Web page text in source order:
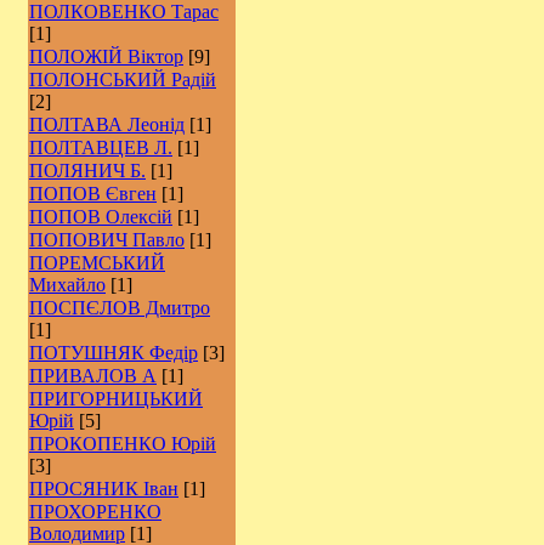
ПОЛКОВЕНКО Тарас
[1]
ПОЛОЖІЙ Віктор [9]
ПОЛОНСЬКИЙ Радій
[2]
ПОЛТАВА Леонід [1]
ПОЛТАВЦЕВ Л. [1]
ПОЛЯНИЧ Б. [1]
ПОПОВ Євген [1]
ПОПОВ Олексій [1]
ПОПОВИЧ Павло [1]
ПОРЕМСЬКИЙ
Михайло [1]
ПОСПЄЛОВ Дмитро
[1]
ПОТУШНЯК Федір [3]
ПРИВАЛОВ А [1]
ПРИГОРНИЦЬКИЙ
Юрій [5]
ПРОКОПЕНКО Юрій
[3]
ПРОСЯНИК Іван [1]
ПРОХОРЕНКО
Володимир [1]